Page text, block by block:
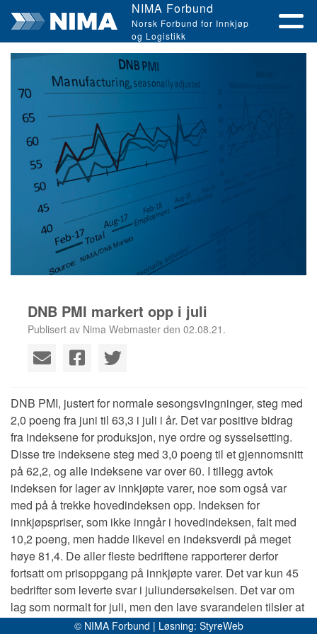
NIMA Forbund
Norsk Forbund for Innkjøp
og Logistikk
DNB PMI markert opp i juli
Publisert av Nima Webmaster den 02.08.21.
DNB PMI, justert for normale sesongsvingninger, steg med
2,0 poeng fra juni til 63,3 i juli i år. Det var positive bidrag
fra indeksene for produksjon, nye ordre og sysselsetting.
Disse tre indeksene steg med 3,0 poeng til et gjennomsnitt
på 62,2, og alle indeksene var over 60. I tillegg avtok
indeksen for lager av innkjøpte varer, noe som også var
med på å trekke hovedindeksen opp. Indeksen for
innkjøpspriser, som ikke inngår i hovedindeksen, falt med
10,2 poeng, men hadde likevel en indeksverdi på meget
høye 81,4. De aller fleste bedriftene rapporterer derfor
fortsatt om prisoppgang på innkjøpte varer. Det var kun 45
bedrifter som leverte svar i juliundersøkelsen. Det var om
lag som normalt for juli, men den lave svarandelen tilsier at
usikkerheten omkring utviklingen i juli er stor.
© NIMA Forbund | Løsning: StyreWeb